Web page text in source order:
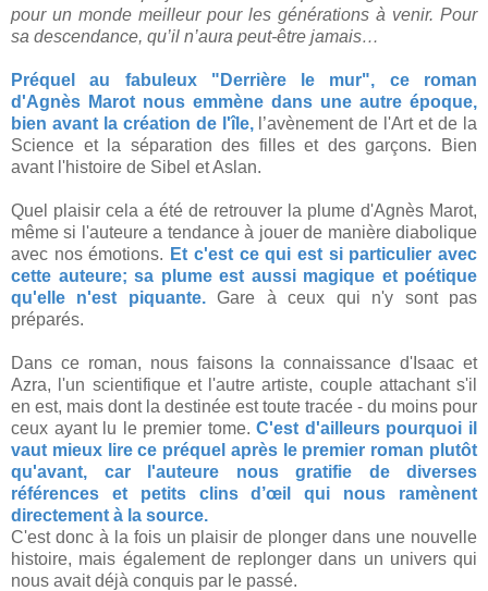
pour un monde meilleur pour les générations à venir. Pour
sa descendance, qu’il n’aura peut-être jamais…
Préquel au fabuleux "Derrière le mur", ce roman
d'Agnès Marot nous emmène dans une autre époque,
bien avant la création de l'île,l’avènement de l'Art et de la
Science et la séparation des filles et des garçons. Bien
avant l'histoire de Sibel et Aslan.
Quel plaisir cela a été de retrouver la plume d'Agnès Marot,
même si l'auteure a tendance à jouer de manière diabolique
avec nos émotions. Et c'est ce qui est si particulier avec
cette auteure; sa plume est aussi magique et poétique
qu'elle n'est piquante.Gare à ceux qui n'y sont pas
préparés.
Dans ce roman, nous faisons la connaissance d'Isaac et
Azra, l'un scientifique et l'autre artiste, couple attachant s'il
en est, mais dont la destinée est toute tracée - du moins pour
ceux ayant lu le premier tome.C'est d'ailleurs pourquoi il
vaut mieux lire ce préquel après le premier roman plutôt
qu'avant, car l'auteure nous gratifie de diverses
références et petits clins d’œil qui nous ramènent
directement à la source.
C'est donc à la fois un plaisir de plonger dans une nouvelle
histoire, mais également de replonger dans un univers qui
nous avait déjà conquis par le passé.